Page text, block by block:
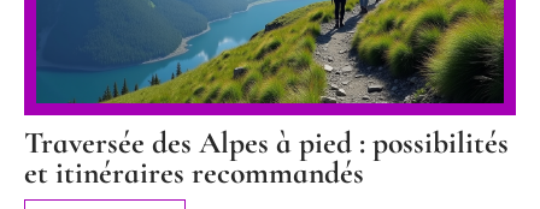
Traversée des Alpes à pied : possibilités
et itinéraires recommandés